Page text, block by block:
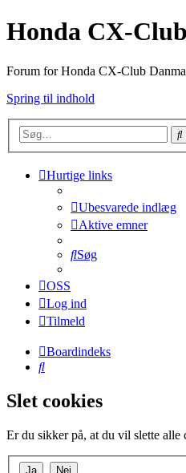
Honda CX-
Forum for Honda CX-Club
Spring til indhold
Hurtige links
Ubesvarede indlæg
Aktive emner
Søg
OSS
Log ind
Tilmeld
Boardindeks
Søg
Slet cookies
Er du sikker på, at du vil slette alle